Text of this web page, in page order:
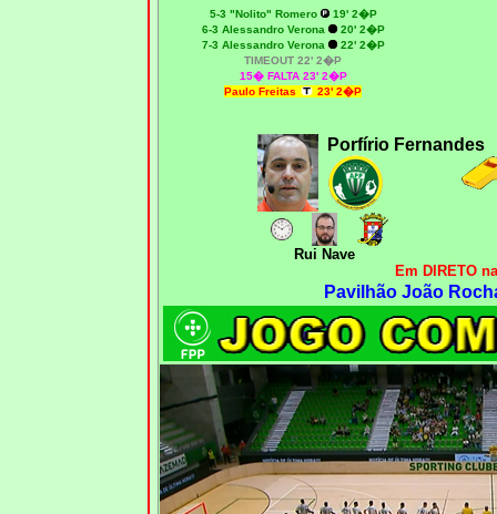
5-3 "Nolito" Romero
19' 2�P
6-3 Alessandro Verona
20' 2�P
7-3 Alessandro Verona
22' 2�P
TIMEOUT 22' 2�P
15� FALTA 23' 2�P
Paulo Freitas
23' 2�P
Porfírio Fernandes
Rui Nave
Em DIRETO
Pavilhão João